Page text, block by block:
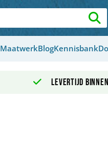
MaatwerkBlogKennisbank
Levertijd